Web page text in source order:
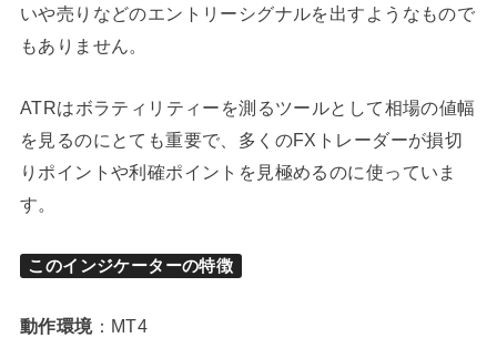
いや売りなどのエントリーシグナルを出すようなもので
もありません。
ATRはボラティリティーを測るツールとして相場の値幅
を見るのにとても重要で、多くのFXトレーダーが損切
りポイントや利確ポイントを見極めるのに使っていま
す。
このインジケーターの特徴
動作環境：MT4